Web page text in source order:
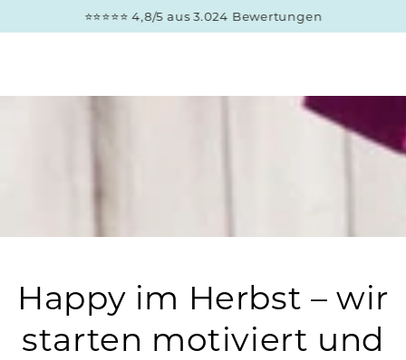
ZUM INHALT
SPRINGEN⭐⭐⭐⭐⭐ 4,8/5 aus 3.024 Bewertungen
Happy im Herbst – wir
starten motiviert und